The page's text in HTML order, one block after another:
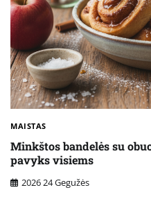
MAISTAS
Minkštos bandelės su
pavyks visiems
2026 24 Gegužės